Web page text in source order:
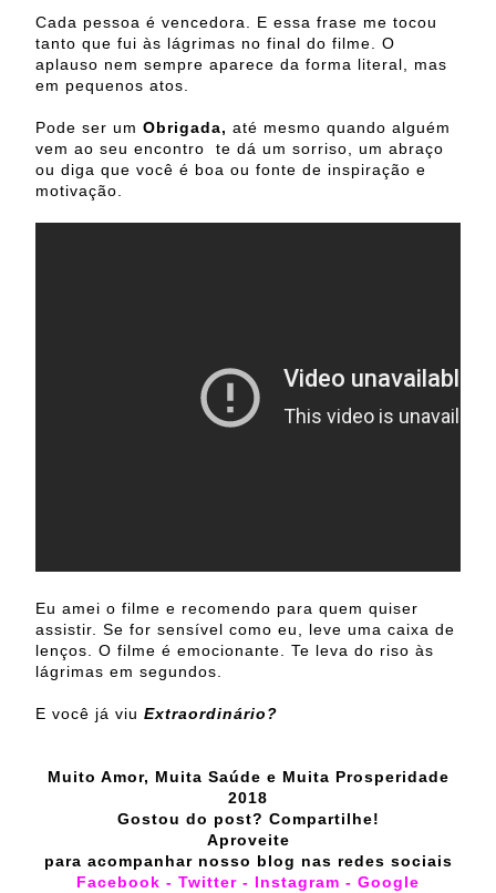
Cada pessoa é vencedora. E essa frase me tocou
tanto que fui às lágrimas no final do filme. O
aplauso nem sempre aparece da forma literal, mas
em pequenos atos.
Pode ser um Obrigada, até mesmo quando alguém
vem ao seu encontro te dá um sorriso, um abraço
ou diga que você é boa ou fonte de inspiração e
motivação.
Eu amei o filme e recomendo para quem quiser
assistir. Se for sensível como eu, leve uma caixa de
lenços. O filme é emocionante. Te leva do riso às
lágrimas em segundos.
E você já viu Extraordinário?
Muito Amor, Muita Saúde e Muita Prosperidade
2018
Gostou do post? Compartilhe!
Aproveite
para acompanhar nosso blog nas redes sociais
Facebook - Twitter - Instagram - Google